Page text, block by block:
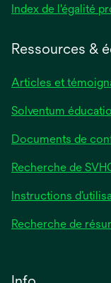
Index de l'égalité
Ressources &
Articles et
Solventum
Documents de
Recherche de
Instructions
Recherche de